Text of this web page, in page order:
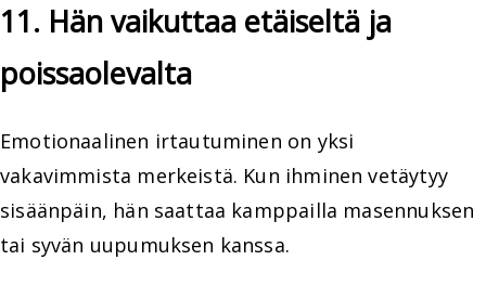
11. Hän vaikuttaa etäiseltä ja
poissaolevalta
Emotionaalinen irtautuminen on yksi
vakavimmista merkeistä. Kun ihminen vetäytyy
sisäänpäin, hän saattaa kamppailla masennuksen
tai syvän uupumuksen kanssa.